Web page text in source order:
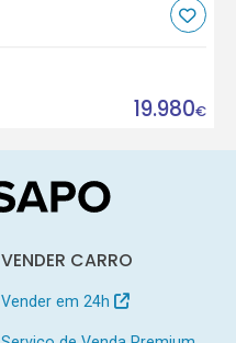
19.980€
VENDER CARRO
Vender em 24h